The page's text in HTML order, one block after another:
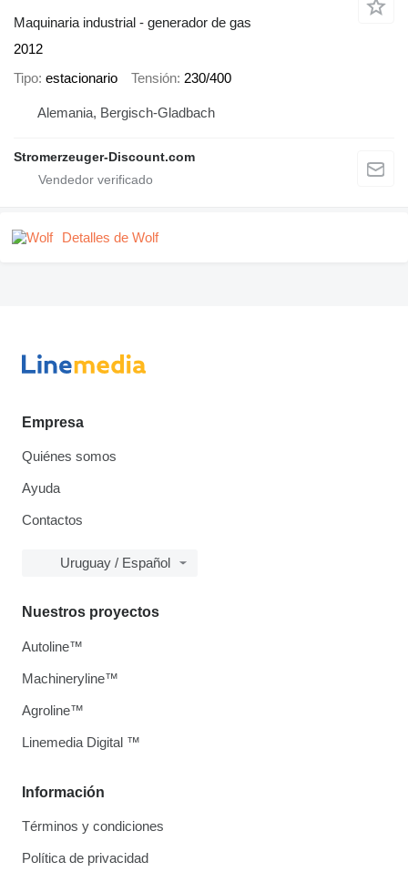
Maquinaria industrial - generador de gas
2012
Tipo estacionario Tensión 230/400
Alemania, Bergisch-Gladbach
Stromerzeuger-Discount.com
Detalles de Wolf
Empresa
Quiénes somos
Ayuda
Contactos
Uruguay / Español
Información
Términos y condiciones
Política de privacidad
Nuestros proyectos
Autoline™
Machineryline™
Agroline™
Linemedia Digital ™